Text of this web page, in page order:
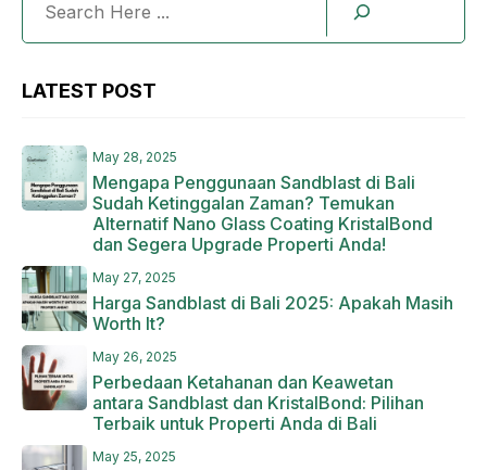
LATEST POST
May 28, 2025
Mengapa Penggunaan Sandblast di Bali
Sudah Ketinggalan Zaman? Temukan
Alternatif Nano Glass Coating KristalBond
dan Segera Upgrade Properti Anda!
May 27, 2025
Harga Sandblast di Bali 2025: Apakah Masih
Worth It?
May 26, 2025
Perbedaan Ketahanan dan Keawetan
antara Sandblast dan KristalBond: Pilihan
Terbaik untuk Properti Anda di Bali
May 25, 2025